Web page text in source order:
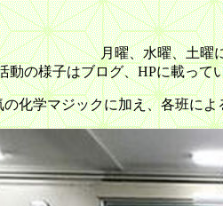
月曜、水曜、土曜
動の様子はブログ、HPに載って
化学マジックに加え、各班に